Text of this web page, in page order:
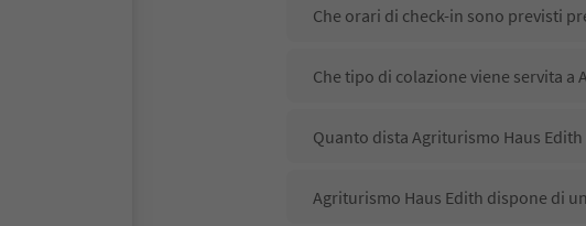
Che orari di check-in sono previsti
Che tipo di colazione viene servita a
Quanto dista Agriturismo Haus
Agriturismo Haus Edith dispone di